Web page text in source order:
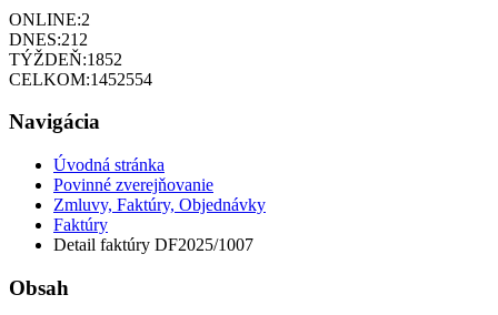
ONLINE:2
DNES:212
TÝŽDEŇ:1852
CELKOM:1452554
Navigácia
Úvodná stránka
Povinné zverejňovanie
Zmluvy, Faktúry, Objednávky
Faktúry
Detail faktúry DF2025/1007
Obsah